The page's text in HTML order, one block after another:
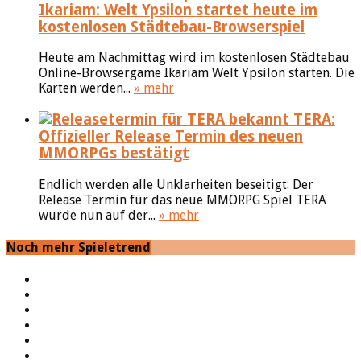
Ikariam: Welt Ypsilon startet heute im
kostenlosen Städtebau-Browserspiel
Heute am Nachmittag wird im kostenlosen Städtebau
Online-Browsergame Ikariam Welt Ypsilon starten. Die
Karten werden... » mehr
TERA:
Offizieller Release Termin des neuen
MMORPGs bestätigt
Endlich werden alle Unklarheiten beseitigt: Der
Release Termin für das neue MMORPG Spiel TERA
wurde nun auf der... » mehr
Noch mehr Spieletrend